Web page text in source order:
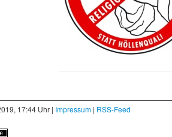
17:44 Uhr | Impressum | RSS-Feed